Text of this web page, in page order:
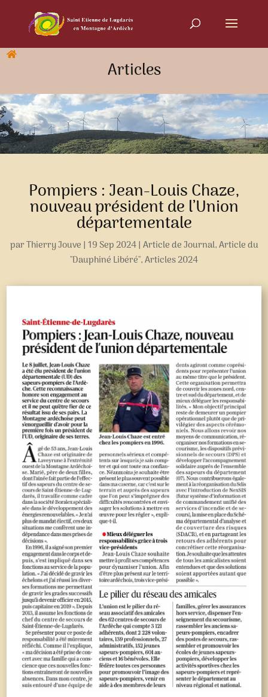
Articles
Pompiers : Jean-Louis Chaze,
nouveau président de l’Union
départementale
parThierry Jouve | 19 Sep 2024| Article de Journal,Article du
"Dauphiné Libéré",Articles 2024